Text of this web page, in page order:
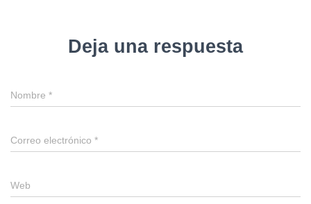
Deja una respuesta
Nombre *
Correo electrónico *
Web